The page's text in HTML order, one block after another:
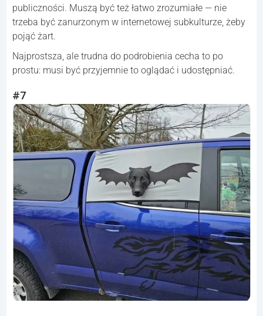
publiczności. Muszą być też łatwo zrozumiałe — nie
trzeba być zanurzonym w internetowej subkulturze, żeby
pojąć żart.
Najprostsza, ale trudna do podrobienia cecha to po
prostu: musi być przyjemnie to oglądać i udostępniać.
#7